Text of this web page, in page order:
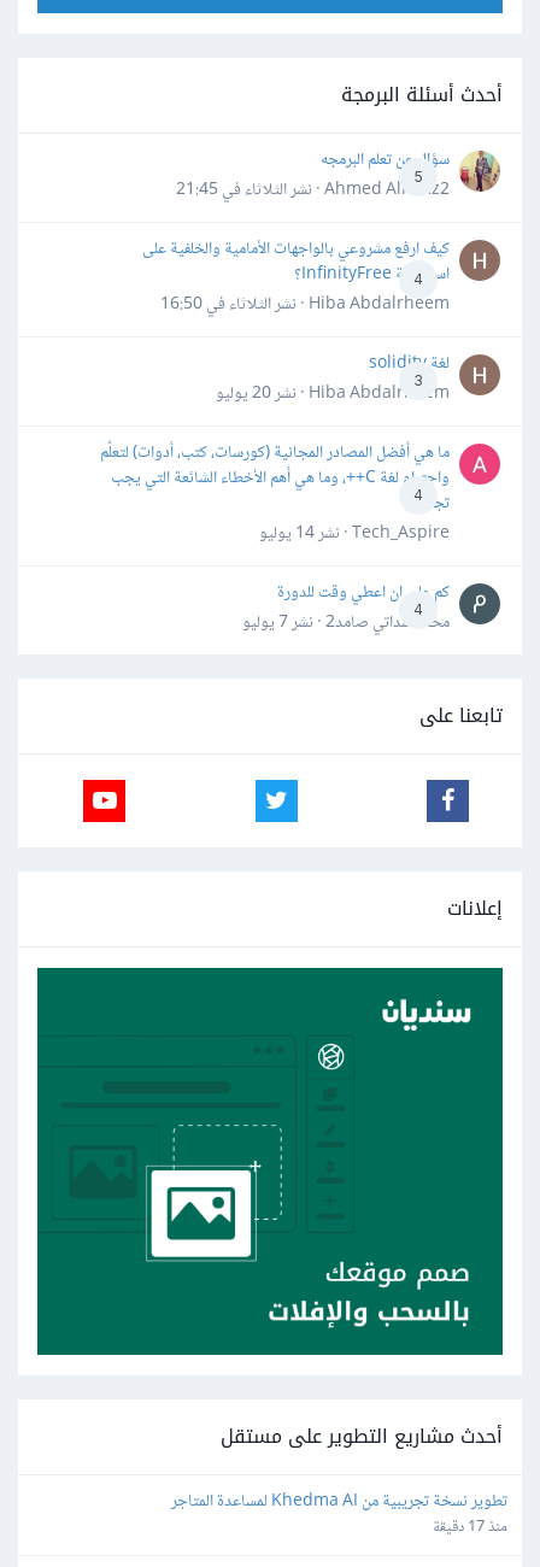
أحدث أسئلة البرمجة
5
سؤال عن تعلم البرمجه
Ahmed Alhafiz2 · نشر
الثلاثاء في 21:45
4
كيف ارفع مشروعي بالواجهات الأمامية والخلفية على
استضافة InfinityFree؟
Hiba Abdalrheem · نشر
الثلاثاء في 16:50
3
لغة solidity
Hiba Abdalrheem · نشر
20 يوليو
4
ما هي أفضل المصادر المجانية (كورسات، كتب، أدوات) لتعلّم
واحترام لغة C++، وما هي أهم الأخطاء الشائعة التي يجب
تجنبها؟
Tech_Aspire · نشر
14 يوليو
4
كم علي ان اعطي وقت للدورة
محمد سداتي صامد2 · نشر
7 يوليو
تابعنا على
إعلانات
أحدث مشاريع التطوير على مستقل
تطوير نسخة تجريبية من Khedma AI لمساعدة المتاجر
منذ 17 دقيقة